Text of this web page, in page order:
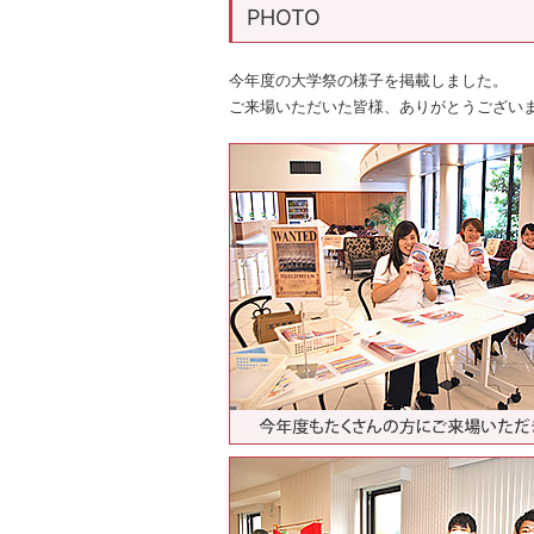
PHOTO
今年度の大学祭の様子を掲載しました。
ご来場いただいた皆様、ありがとうござい